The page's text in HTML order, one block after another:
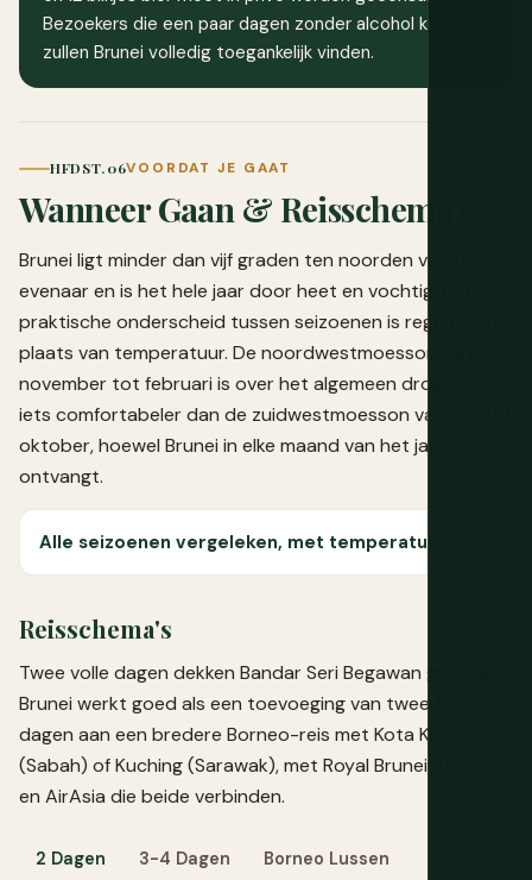
Bezoekers die een paar dagen zonder alcohol kunnen,
zullen Brunei volledig toegankelijk vinden.
HFDST. 06VOORDAT JE GAAT
Wanneer Gaan & Reisschema's
Brunei ligt minder dan vijf graden ten noorden van de
evenaar en is het hele jaar door heet en vochtig; het
praktische onderscheid tussen seizoenen is regenval in
plaats van temperatuur. De noordwestmoesson van
november tot februari is over het algemeen droger en
iets comfortabeler dan de zuidwestmoesson van mei tot
oktober, hoewel Brunei in elke maand van het jaar regen
ontvangt.
Alle seizoenen vergeleken, met temperaturen
Reisschema's
Twee volle dagen dekken Bandar Seri Begawan grondig.
Brunei werkt goed als een toevoeging van twee tot drie
dagen aan een bredere Borneo-reis met Kota Kinabalu
(Sabah) of Kuching (Sarawak), met Royal Brunei Airlines
en AirAsia die beide verbinden.
2 Dagen 3-4 Dagen Borneo Lussen